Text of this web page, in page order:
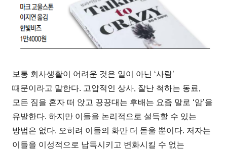
보통 회사생활이 어려운 것은 일이 아닌 ‘사람’
때문이라고 말한다. 고압적인 상사, 잘난 척하는 동료,
모든 짐을 혼자 떠 앉고 끙끙대는 후배는 요즘 말로 ‘암’을
유발한다. 하지만 이들을 논리적으로 설득할 수 있는
방법은 없다. 오히려 이들의 화만 더 돋울 뿐이다. 저자는
이들을 이성적으로 납득시키고 변화시킬 수 없는